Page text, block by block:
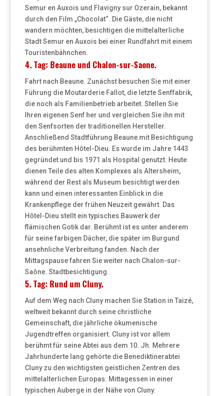
Semur en Auxois und Flavigny sur Ozerain, bekannt
durch den Film „Chocolat“. Die Gäste, die nicht
wandern möchten, besichtigen die mittelalterliche
Stadt Semur en Auxois bei einer Rundfahrt mit einem
Touristenbähnchen.
4. Tag: Beaune und Chalon-sur-Saone.
Fahrt nach Beaune. Zunächst besuchen Sie mit einer
Führung die Moutarderie Fallot, die letzte Senffabrik,
die noch als Familienbetrieb arbeitet. Stellen Sie
Ihren eigenen Senf her und vergleichen Sie ihn mit
den Senfsorten der traditionellen Hersteller.
Anschließend Stadtführung Beaune mit Besichtigung
des berühmten Hôtel-Dieu. Es wurde im Jahre 1443
gegründet und bis 1971 als Hospital genutzt. Heute
dienen Teile des alten Komplexes als Altersheim,
während der Rest als Museum besichtigt werden
kann und einen interessanten Einblick in die
Krankenpflege der frühen Neuzeit gewährt. Das
Hôtel-Dieu stellt ein typisches Bauwerk der
flämischen Gotik dar. Berühmt ist es unter anderem
für seine farbigen Dächer, die später im Burgund
ansehnliche Verbreitung fanden. Nach der
Mittagspause fahren Sie weiter nach Chalon-sur-
Saône. Stadtbesichtigung.
5. Tag: Rund um Cluny.
Auf dem Weg nach Cluny machen Sie Station in Taizé,
weltweit bekannt durch seine christliche
Gemeinschaft, die jährliche ökumenische
Jugendtreffen organisiert. Cluny ist vor allem
berühmt für seine Abtei aus dem 10. Jh. Mehrere
Jahrhunderte lang gehörte die Benediktinerabtei
Cluny zu den wichtigsten geistlichen Zentren des
mittelalterlichen Europas. Mittagessen in einer
typischen Auberge in der Nähe von Cluny.